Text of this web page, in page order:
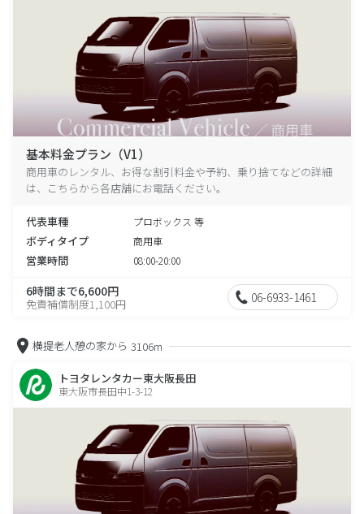
基本料金プラン（V1）
商用車のレンタル、お得な割引料金や予約、乗り捨てなどの詳細
は、こちらから各店舗にお電話ください。
代表車種 プロボックス 等
ボディタイプ 商用車
営業時間 08:00-20:00
6時間まで6,600円
免責補償制度1,100円 06-6933-1461
横提老人憩の家から 3106m
トヨタレンタカー東大阪長田
東大阪市長田中1-3-12